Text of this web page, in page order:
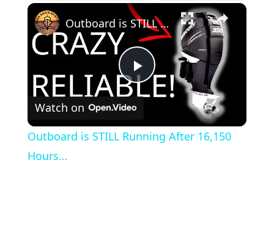
×
Play
Outboard is STILL Running After 16,150 Hours…
Watch on
Outboard is STILL Running After 16,150
Hours…